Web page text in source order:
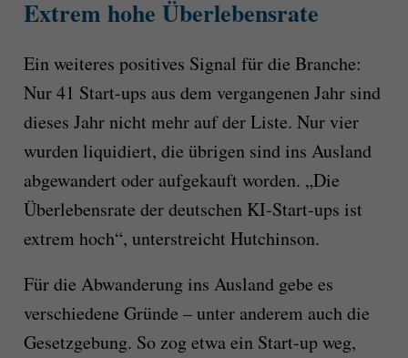
Extrem hohe Überlebensrate
Ein weiteres positives Signal für die Branche:
Nur 41 Start-ups aus dem vergangenen Jahr sind
dieses Jahr nicht mehr auf der Liste. Nur vier
wurden liquidiert, die übrigen sind ins Ausland
abgewandert oder aufgekauft worden. „Die
Überlebensrate der deutschen KI-Start-ups ist
extrem hoch“, unterstreicht Hutchinson.
Für die Abwanderung ins Ausland gebe es
verschiedene Gründe – unter anderem auch die
Gesetzgebung. So zog etwa ein Start-up weg,